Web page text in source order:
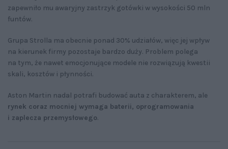
zapewniło mu awaryjny zastrzyk gotówki w wysokości 50 mln
funtów.
Grupa Strolla ma obecnie ponad 30% udziałów, więc jej wpływ
na kierunek firmy pozostaje bardzo duży. Problem polega
na tym, że nawet emocjonujące modele nie rozwiązują kwestii
skali, kosztów i płynności.
Aston Martin nadal potrafi budować auta z charakterem, ale
rynek coraz mocniej wymaga baterii, oprogramowania
i zaplecza przemysłowego.